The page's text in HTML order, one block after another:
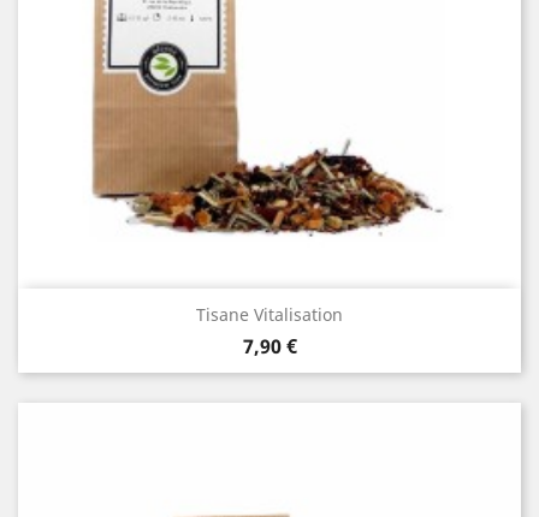
Tisane Vitalisation
Prix
7,90 €